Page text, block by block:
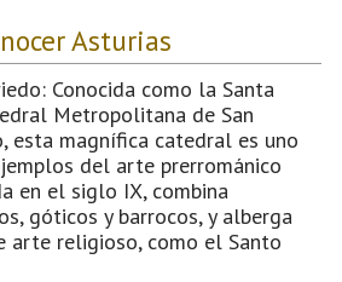
Asturias
Conocida como la Santa
Metropolitana de San
esta magnífica catedral es uno
del arte prerrománico
en el siglo IX, combina
góticos y barrocos, y alberga
arte religioso, como el Santo